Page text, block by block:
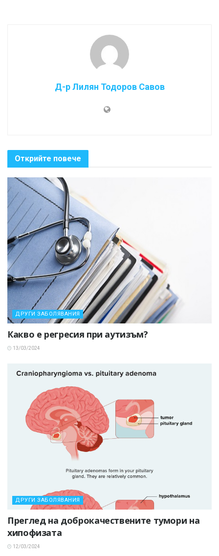
Д-р Лилян Тодоров Савов
Открийте повече
ДРУГИ ЗАБОЛЯВАНИЯ
Какво е регресия при аутизъм?
13/03/2024
ДРУГИ ЗАБОЛЯВАНИЯ
Преглед на доброкачествените тумори на
хипофизата
12/03/2024